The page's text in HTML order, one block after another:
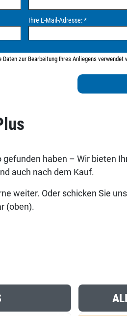
Ihre E-Mail-Adresse:*
zur Bearbeitung Ihres Anliegens
gefunden haben – Wir bieten
auch nach dem Kauf.
weiter. Oder schicken Sie
(oben).